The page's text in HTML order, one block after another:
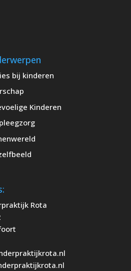
bij kinderen
Kinderen
Rota